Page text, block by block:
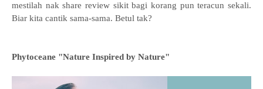
mestilah nak share review sikit bagi korang pun teracun sekali.
Biar kita cantik sama-sama. Betul tak?
Phytoceane "Nature Inspired by Nature"